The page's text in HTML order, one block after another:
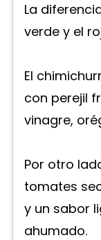
La
verde y el
El
con perejil
vinagre,
Por otro
tomates
y un sabor
ahumado.